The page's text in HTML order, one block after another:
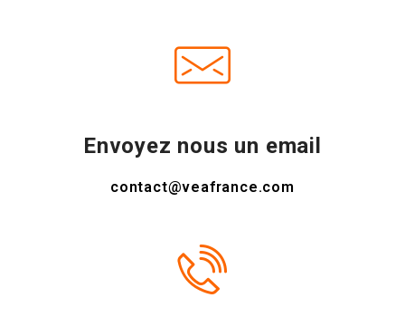
Envoyez nous un email
contact@veafrance.com